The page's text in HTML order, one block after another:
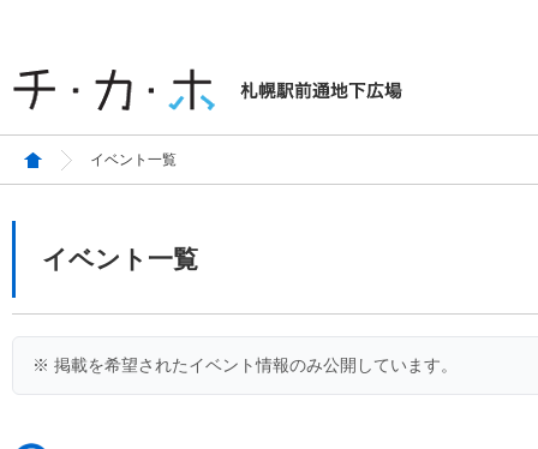
イベント一覧
イベント一覧
※ 掲載を希望されたイベント情報のみ公開しています。